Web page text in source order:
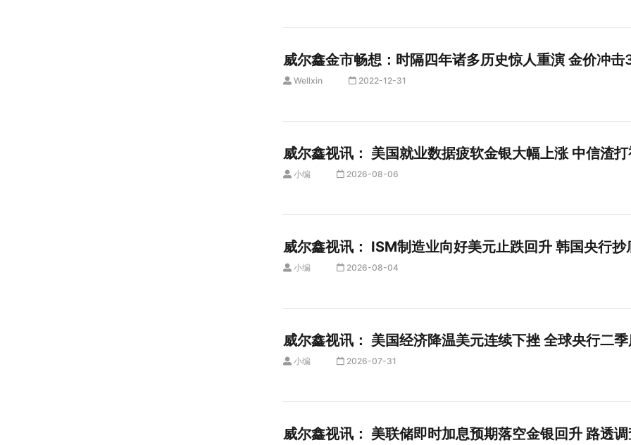
威尔鑫金市畅想：时隔四年诸多历史惊人重演 金价冲
Wellxin 2022-12-31
威尔鑫视讯： 美国就业数据疲软金银大幅上涨 中信渣
小编 2026-08-06
威尔鑫视讯： ISM制造业向好美元止跌回升 韩国央行
小编 2026-08-04
威尔鑫视讯： 美国经济降温美元连续下挫 全球央行二
小编 2026-07-31
威尔鑫视讯： 美联储即时加息预期落空金银回升 路透